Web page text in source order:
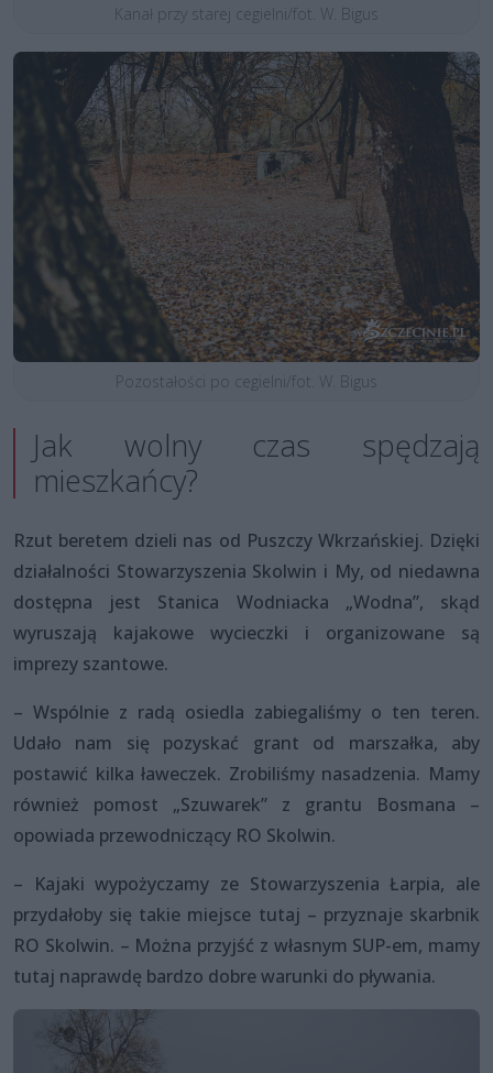
Kanał przy starej cegielni/fot. W. Bigus
Pozostałości po cegielni/fot. W. Bigus
Jak wolny czas spędzają
mieszkańcy?
Rzut beretem dzieli nas od Puszczy Wkrzańskiej. Dzięki
działalności Stowarzyszenia Skolwin i My, od niedawna
dostępna jest Stanica Wodniacka „Wodna”, skąd
wyruszają kajakowe wycieczki i organizowane są
imprezy szantowe.
– Wspólnie z radą osiedla zabiegaliśmy o ten teren.
Udało nam się pozyskać grant od marszałka, aby
postawić kilka ławeczek. Zrobiliśmy nasadzenia. Mamy
również pomost „Szuwarek” z grantu Bosmana –
opowiada przewodniczący RO Skolwin.
– Kajaki wypożyczamy ze Stowarzyszenia Łarpia, ale
przydałoby się takie miejsce tutaj – przyznaje skarbnik
RO Skolwin. – Można przyjść z własnym SUP-em, mamy
tutaj naprawdę bardzo dobre warunki do pływania.